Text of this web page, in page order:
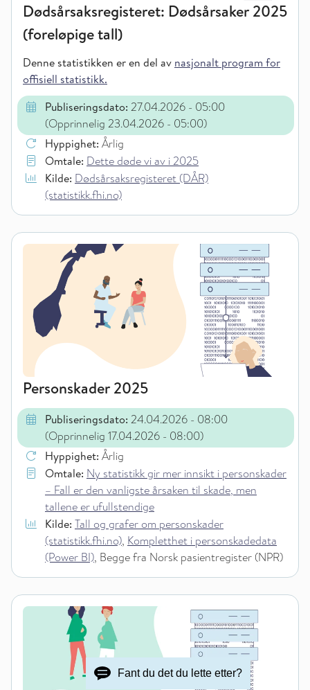
Dødsårsaksregisteret: Dødsårsaker 2025
(foreløpige tall)
Denne statistikken er en del av nasjonalt program for
offisiell statistikk.
Publiseringsdato: 27.04.2026 - 05:00
(Opprinnelig 23.04.2026 - 05:00)
Hyppighet: Årlig
Omtale: Dette døde vi av i 2025
Kilde: Dødsårsaksregisteret (DÅR)
(statistikk.fhi.no)
Personskader 2025
Publiseringsdato: 24.04.2026 - 08:00
(Opprinnelig 17.04.2026 - 08:00)
Hyppighet: Årlig
Omtale: Ny statistikk gir mer innsikt i personskader
– Fall er den vanligste årsaken til skade, men
tallene er ufullstendige
Kilde: Tall og grafer om personskader
(statistikk.fhi.no), Kompletthet i personskadedata
(Power BI), Begge fra Norsk pasientregister (NPR)
Fant du det du lette etter?